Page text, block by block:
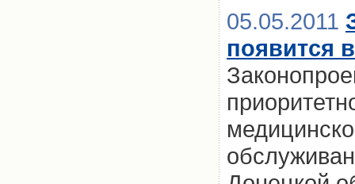
05.05.2011
появится